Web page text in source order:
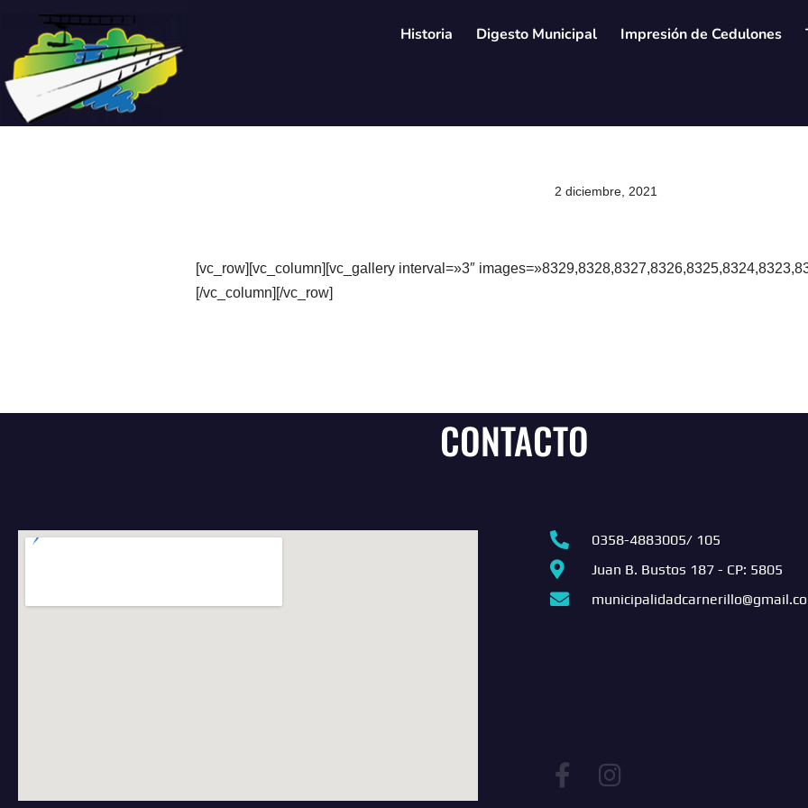
Saltar
al
contenido
Historia Digesto Municipal Impresión de Cedulones
2 diciembre, 2021
[vc_row][vc_column][vc_gallery interval=»3″
[/vc_column][/vc_row]
CONTACTO
0358-4883005/ 105
Juan B. Bustos 187 - CP: 5805